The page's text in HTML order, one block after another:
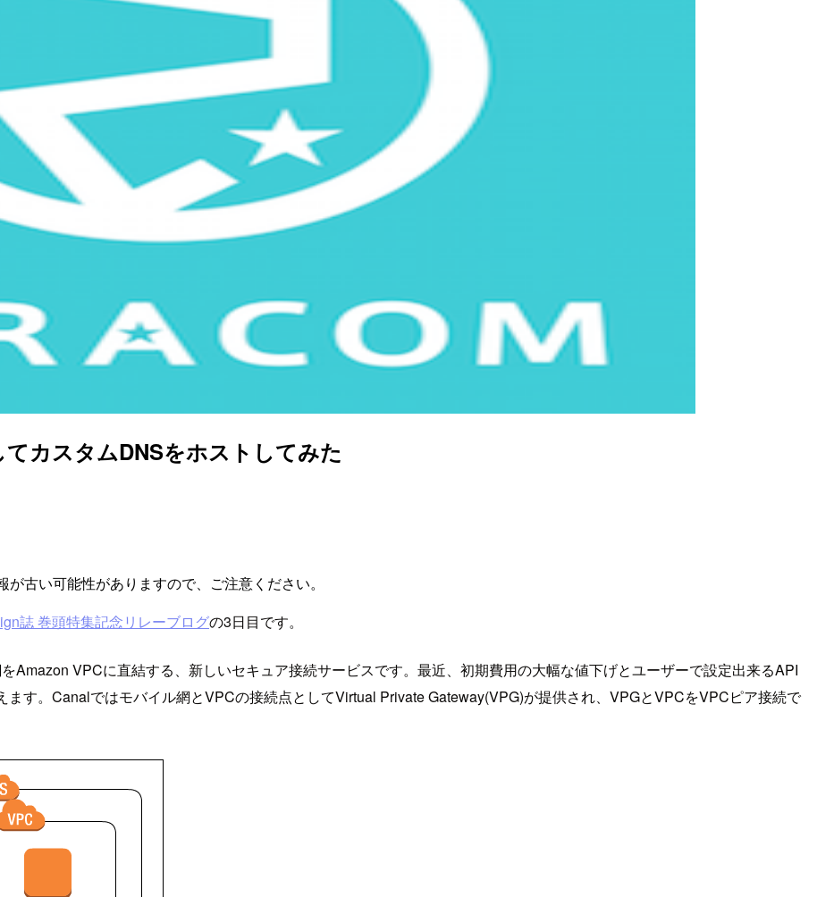
カスタムDNSをホストしてみた
古い可能性がありますので、ご注意ください。
誌 巻頭特集記念リレーブログの3日目です。
Amazon VPCに直結する、新しいセキュア接続サービスです。最近、初期費用の大幅な値下げとユーザーで設定出来るAPI
す。Canalではモバイル網とVPCの接続点としてVirtual Private Gateway(VPG)が提供され、VPGとVPCをVPCピア接続で